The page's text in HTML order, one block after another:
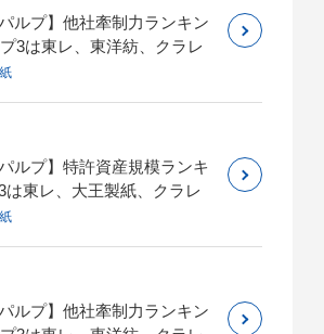
ルプ】他社牽制力ランキン
3は東レ、東洋紡、クラレ
ルプ】特許資産規模ランキ
東レ、大王製紙、クラレ
ルプ】他社牽制力ランキン